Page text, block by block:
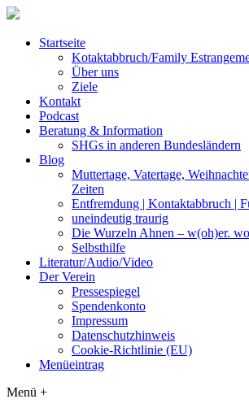
Startseite
Kotaktabbruch/Family
Über uns
Ziele
Kontakt
Podcast
Beratung & Information
SHGs in anderen Bundesländern
Blog
Muttertage, Vatertage,
Zeiten
Entfremdung | Kontaktabbruch |
uneindeutig traurig
Die Wurzeln Ahnen – w(oh)er.
Selbsthilfe
Literatur/Audio/Video
Der Verein
Pressespiegel
Spendenkonto
Impressum
Datenschutzhinweis
Cookie-Richtlinie (EU)
Menüeintrag
Menü +